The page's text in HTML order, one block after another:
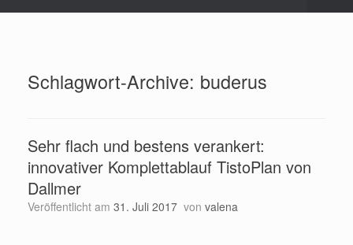
Schlagwort-Archive: buderus
Sehr flach und bestens verankert:
innovativer Komplettablauf TistoPlan von
Dallmer
Veröffentlicht am 31. Juli 2017 von valena